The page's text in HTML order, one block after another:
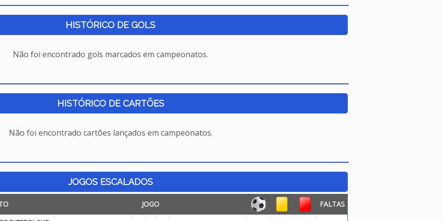
HISTÓRICO DE GOLS
Não foi encontrado gols marcados em campeonatos.
HISTÓRICO DE CARTÕES
Não foi encontrado cartões lançados em campeonatos.
JOGOS ESCALADOS
JOGO FALTAS